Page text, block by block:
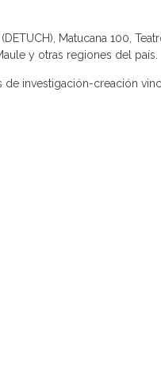
Matucana 100,
y otras regiones del país.
investigación-creación